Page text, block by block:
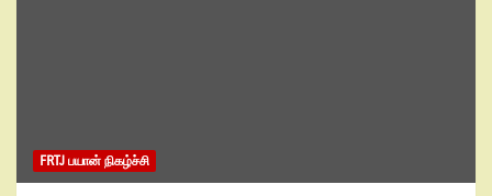
FRTJ பயான் நிகழ்ச்சி